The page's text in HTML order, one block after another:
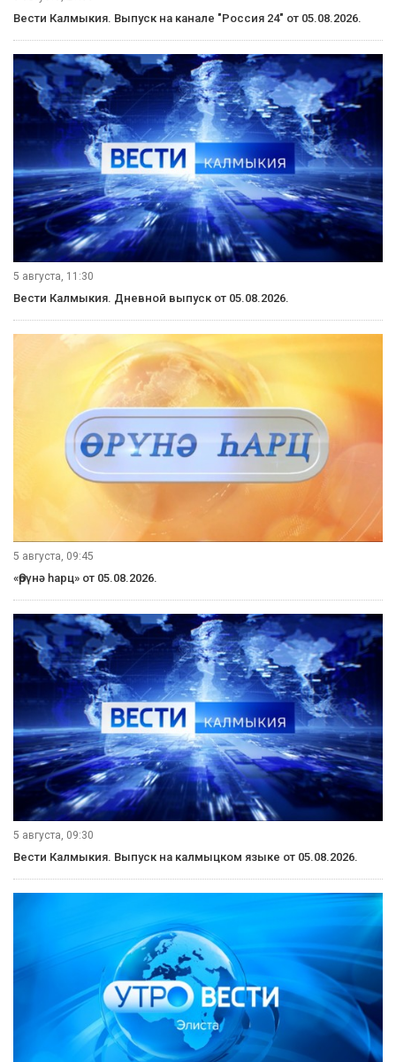
в усиленном режиме. Сегодня на балансе отдельного
батальона ППС Управления МВД по Элисте 8 скакунов.
В конной полиции, как говорят полицейские, нет случайных
людей. Сюда приходят не по долгу службы, а по
призванию. Любовь к животным обязательна. Ведь
лошадь чувствует настроение человека и на отдыхе,
и во время дежурства.
В целом, работа сотрудников конной полиции, не сильно
отличается от службы обычных стражей порядка: те же
самые ориентировки, патрулирование своего района,
задержание нарушителей. Использование животных
в большинстве случаев позволяет решать эти задачи
эффективнее и быстрее. По словам полицейских, лошадей
здесь не используют. С ними вместе служат и выполняют
Читайте наши новости в Одноклассниках!
Рубрики
Видеосюжеты